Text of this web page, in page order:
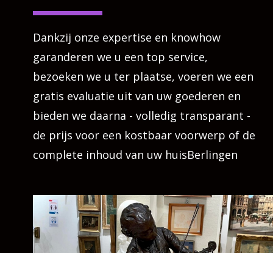
Dankzij onze expertise en knowhow
garanderen we u een top service,
bezoeken we u ter plaatse, voeren we een
gratis evaluatie uit van uw goederen en
bieden we daarna - volledig transparant -
de prijs voor een kostbaar voorwerp of de
complete inhoud van uw huisBerlingen